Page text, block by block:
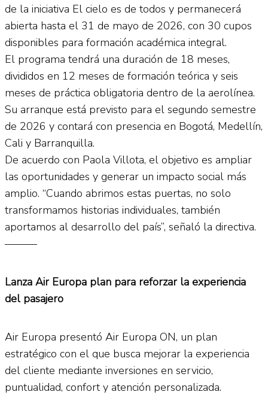
de la iniciativa El cielo es de todos y permanecerá
abierta hasta el 31 de mayo de 2026, con 30 cupos
disponibles para formación académica integral.
El programa tendrá una duración de 18 meses,
divididos en 12 meses de formación teórica y seis
meses de práctica obligatoria dentro de la aerolínea.
Su arranque está previsto para el segundo semestre
de 2026 y contará con presencia en Bogotá, Medellín,
Cali y Barranquilla.
De acuerdo con Paola Villota, el objetivo es ampliar
las oportunidades y generar un impacto social más
amplio. “Cuando abrimos estas puertas, no solo
transformamos historias individuales, también
aportamos al desarrollo del país”, señaló la directiva.
———
Lanza Air Europa plan para reforzar la experiencia
del pasajero
Air Europa presentó Air Europa ON, un plan
estratégico con el que busca mejorar la experiencia
del cliente mediante inversiones en servicio,
puntualidad, confort y atención personalizada.